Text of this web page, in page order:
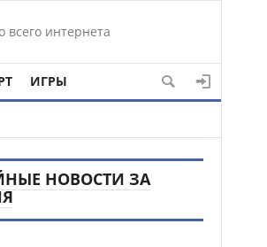
всего интернета
ИГРЫ
НОВОСТИ ЗА